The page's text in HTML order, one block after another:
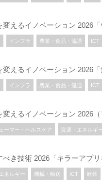
変えるイノベーション 2026
インフラ 農業・食品・流通 ICT
えるイノベーション 2026
インフラ 農業・食品・流通 ICT
えるイノベーション 2026（
ーマー・ヘルスケア 資源・エネルギ
き技術 2026「キラーアプ
ネルギー 機械・輸送 ICT 欧州